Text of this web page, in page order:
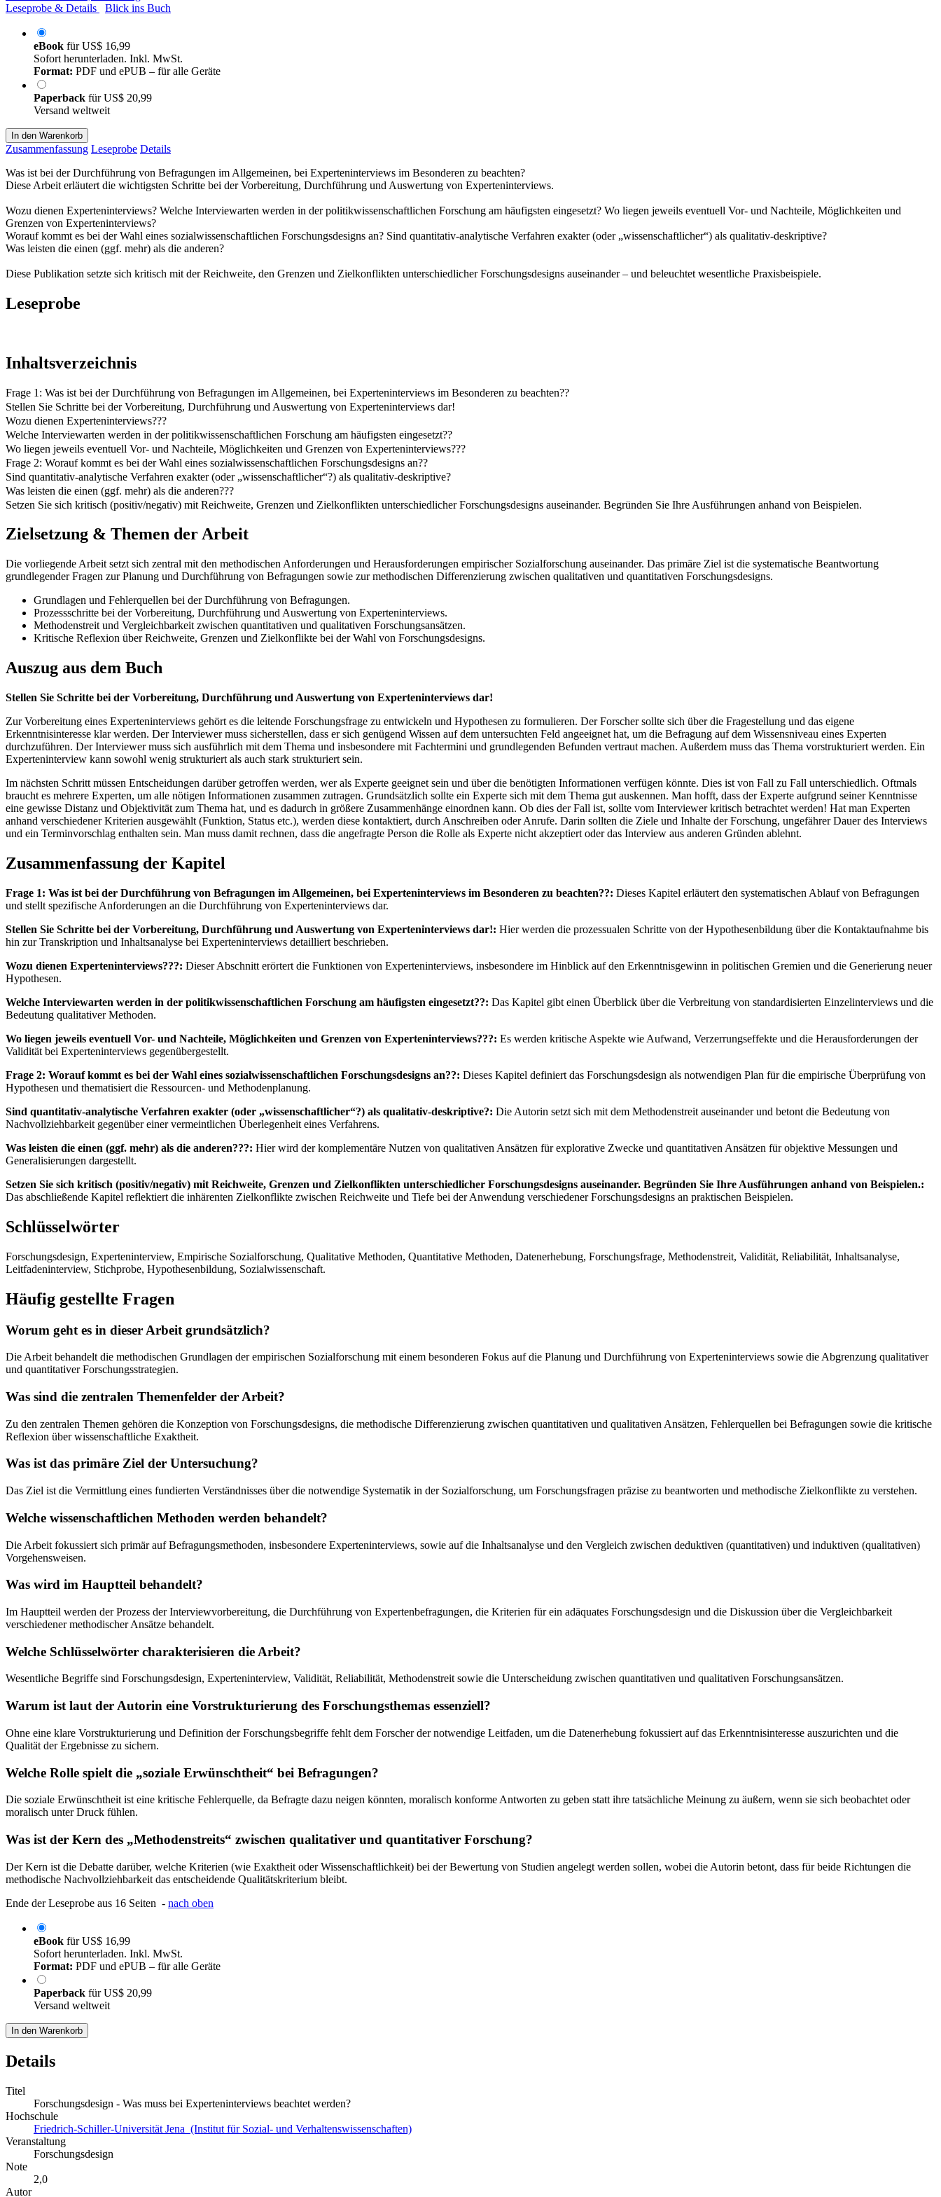
Leseprobe & Details
Blick ins Buch
eBook fürUS$ 16,99
Sofort herunterladen. Inkl. MwSt.
Format: PDF und ePUB – für alle Geräte
Paperback fürUS$ 20,99
Versand weltweit
In den Warenkorb
Zusammenfassung Leseprobe Details
Was ist bei der Durchführung von Befragungen im Allgemeinen, bei Experteninterviews im Besonderen zu beachten?
Diese Arbeit erläutert die wichtigsten Schritte bei der Vorbereitung, Durchführung und Auswertung von Experteninterviews.
Wozu dienen Experteninterviews? Welche Interviewarten werden in der politikwissenschaftlichen Forschung am häufigsten eingesetzt? Wo liegen jeweils eventuell Vor- und Nachteile, Möglichkeiten und
Grenzen von Experteninterviews?
Worauf kommt es bei der Wahl eines sozialwissenschaftlichen Forschungsdesigns an? Sind quantitativ-analytische Verfahren exakter (oder „wissenschaftlicher“) als qualitativ-deskriptive?
Was leisten die einen (ggf. mehr) als die anderen?
Diese Publikation setzte sich kritisch mit der Reichweite, den Grenzen und Zielkonflikten unterschiedlicher Forschungsdesigns auseinander – und beleuchtet wesentliche Praxisbeispiele.
Leseprobe
Inhaltsverzeichnis
Frage 1: Was ist bei der Durchführung von Befragungen im Allgemeinen, bei Experteninterviews im Besonderen zu beachten??
Stellen Sie Schritte bei der Vorbereitung, Durchführung und Auswertung von Experteninterviews dar!
Wozu dienen Experteninterviews???
Welche Interviewarten werden in der politikwissenschaftlichen Forschung am häufigsten eingesetzt??
Wo liegen jeweils eventuell Vor- und Nachteile, Möglichkeiten und Grenzen von Experteninterviews???
Frage 2: Worauf kommt es bei der Wahl eines sozialwissenschaftlichen Forschungsdesigns an??
Sind quantitativ-analytische Verfahren exakter (oder „wissenschaftlicher“?) als qualitativ-deskriptive?
Was leisten die einen (ggf. mehr) als die anderen???
Setzen Sie sich kritisch (positiv/negativ) mit Reichweite, Grenzen und Zielkonflikten unterschiedlicher Forschungsdesigns auseinander. Begründen Sie Ihre Ausführungen anhand von Beispielen.
Zielsetzung & Themen der Arbeit
Die vorliegende Arbeit setzt sich zentral mit den methodischen Anforderungen und Herausforderungen empirischer Sozialforschung auseinander. Das primäre Ziel ist die systematische Beantwortung
grundlegender Fragen zur Planung und Durchführung von Befragungen sowie zur methodischen Differenzierung zwischen qualitativen und quantitativen Forschungsdesigns.
Grundlagen und Fehlerquellen bei der Durchführung von Befragungen.
Prozessschritte bei der Vorbereitung, Durchführung und Auswertung von Experteninterviews.
Methodenstreit und Vergleichbarkeit zwischen quantitativen und qualitativen Forschungsansätzen.
Kritische Reflexion über Reichweite, Grenzen und Zielkonflikte bei der Wahl von Forschungsdesigns.
Auszug aus dem Buch
Stellen Sie Schritte bei der Vorbereitung, Durchführung und Auswertung von Experteninterviews dar!
Zur Vorbereitung eines Experteninterviews gehört es die leitende Forschungsfrage zu entwickeln und Hypothesen zu formulieren. Der Forscher sollte sich über die Fragestellung und das eigene
Erkenntnisinteresse klar werden. Der Interviewer muss sicherstellen, dass er sich genügend Wissen auf dem untersuchten Feld angeeignet hat, um die Befragung auf dem Wissensniveau eines Experten
durchzuführen. Der Interviewer muss sich ausführlich mit dem Thema und insbesondere mit Fachtermini und grundlegenden Befunden vertraut machen. Außerdem muss das Thema vorstrukturiert werden. Ein
Experteninterview kann sowohl wenig strukturiert als auch stark strukturiert sein.
Im nächsten Schritt müssen Entscheidungen darüber getroffen werden, wer als Experte geeignet sein und über die benötigten Informationen verfügen könnte. Dies ist von Fall zu Fall unterschiedlich. Oftmals
braucht es mehrere Experten, um alle nötigen Informationen zusammen zutragen. Grundsätzlich sollte ein Experte sich mit dem Thema gut auskennen. Man hofft, dass der Experte aufgrund seiner Kenntnisse
eine gewisse Distanz und Objektivität zum Thema hat, und es dadurch in größere Zusammenhänge einordnen kann. Ob dies der Fall ist, sollte vom Interviewer kritisch betrachtet werden! Hat man Experten
anhand verschiedener Kriterien ausgewählt (Funktion, Status etc.), werden diese kontaktiert, durch Anschreiben oder Anrufe. Darin sollten die Ziele und Inhalte der Forschung, ungefährer Dauer des Interviews
und ein Terminvorschlag enthalten sein. Man muss damit rechnen, dass die angefragte Person die Rolle als Experte nicht akzeptiert oder das Interview aus anderen Gründen ablehnt.
Zusammenfassung der Kapitel
Frage 1: Was ist bei der Durchführung von Befragungen im Allgemeinen, bei Experteninterviews im Besonderen zu beachten??: Dieses Kapitel erläutert den systematischen Ablauf von Befragungen
und stellt spezifische Anforderungen an die Durchführung von Experteninterviews dar.
Stellen Sie Schritte bei der Vorbereitung, Durchführung und Auswertung von Experteninterviews dar!: Hier werden die prozessualen Schritte von der Hypothesenbildung über die Kontaktaufnahme bis
hin zur Transkription und Inhaltsanalyse bei Experteninterviews detailliert beschrieben.
Wozu dienen Experteninterviews???: Dieser Abschnitt erörtert die Funktionen von Experteninterviews, insbesondere im Hinblick auf den Erkenntnisgewinn in politischen Gremien und die Generierung neuer
Hypothesen.
Welche Interviewarten werden in der politikwissenschaftlichen Forschung am häufigsten eingesetzt??: Das Kapitel gibt einen Überblick über die Verbreitung von standardisierten Einzelinterviews und die
Bedeutung qualitativer Methoden.
Wo liegen jeweils eventuell Vor- und Nachteile, Möglichkeiten und Grenzen von Experteninterviews???: Es werden kritische Aspekte wie Aufwand, Verzerrungseffekte und die Herausforderungen der
Validität bei Experteninterviews gegenübergestellt.
Frage 2: Worauf kommt es bei der Wahl eines sozialwissenschaftlichen Forschungsdesigns an??: Dieses Kapitel definiert das Forschungsdesign als notwendigen Plan für die empirische Überprüfung von
Hypothesen und thematisiert die Ressourcen- und Methodenplanung.
Sind quantitativ-analytische Verfahren exakter (oder „wissenschaftlicher“?) als qualitativ-deskriptive?: Die Autorin setzt sich mit dem Methodenstreit auseinander und betont die Bedeutung von
Nachvollziehbarkeit gegenüber einer vermeintlichen Überlegenheit eines Verfahrens.
Was leisten die einen (ggf. mehr) als die anderen???: Hier wird der komplementäre Nutzen von qualitativen Ansätzen für explorative Zwecke und quantitativen Ansätzen für objektive Messungen und
Generalisierungen dargestellt.
Setzen Sie sich kritisch (positiv/negativ) mit Reichweite, Grenzen und Zielkonflikten unterschiedlicher Forschungsdesigns auseinander. Begründen Sie Ihre Ausführungen anhand von Beispielen.:
Das abschließende Kapitel reflektiert die inhärenten Zielkonflikte zwischen Reichweite und Tiefe bei der Anwendung verschiedener Forschungsdesigns an praktischen Beispielen.
Schlüsselwörter
Forschungsdesign, Experteninterview, Empirische Sozialforschung, Qualitative Methoden, Quantitative Methoden, Datenerhebung, Forschungsfrage, Methodenstreit, Validität, Reliabilität, Inhaltsanalyse,
Leitfadeninterview, Stichprobe, Hypothesenbildung, Sozialwissenschaft.
Häufig gestellte Fragen
Worum geht es in dieser Arbeit grundsätzlich?
Die Arbeit behandelt die methodischen Grundlagen der empirischen Sozialforschung mit einem besonderen Fokus auf die Planung und Durchführung von Experteninterviews sowie die Abgrenzung qualitativer
und quantitativer Forschungsstrategien.
Was sind die zentralen Themenfelder der Arbeit?
Zu den zentralen Themen gehören die Konzeption von Forschungsdesigns, die methodische Differenzierung zwischen quantitativen und qualitativen Ansätzen, Fehlerquellen bei Befragungen sowie die kritische
Reflexion über wissenschaftliche Exaktheit.
Was ist das primäre Ziel der Untersuchung?
Das Ziel ist die Vermittlung eines fundierten Verständnisses über die notwendige Systematik in der Sozialforschung, um Forschungsfragen präzise zu beantworten und methodische Zielkonflikte zu verstehen.
Welche wissenschaftlichen Methoden werden behandelt?
Die Arbeit fokussiert sich primär auf Befragungsmethoden, insbesondere Experteninterviews, sowie auf die Inhaltsanalyse und den Vergleich zwischen deduktiven (quantitativen) und induktiven (qualitativen)
Vorgehensweisen.
Was wird im Hauptteil behandelt?
Im Hauptteil werden der Prozess der Interviewvorbereitung, die Durchführung von Expertenbefragungen, die Kriterien für ein adäquates Forschungsdesign und die Diskussion über die Vergleichbarkeit
verschiedener methodischer Ansätze behandelt.
Welche Schlüsselwörter charakterisieren die Arbeit?
Wesentliche Begriffe sind Forschungsdesign, Experteninterview, Validität, Reliabilität, Methodenstreit sowie die Unterscheidung zwischen quantitativen und qualitativen Forschungsansätzen.
Warum ist laut der Autorin eine Vorstrukturierung des Forschungsthemas essenziell?
Ohne eine klare Vorstrukturierung und Definition der Forschungsbegriffe fehlt dem Forscher der notwendige Leitfaden, um die Datenerhebung fokussiert auf das Erkenntnisinteresse auszurichten und die
Qualität der Ergebnisse zu sichern.
Welche Rolle spielt die „soziale Erwünschtheit“ bei Befragungen?
Die soziale Erwünschtheit ist eine kritische Fehlerquelle, da Befragte dazu neigen könnten, moralisch konforme Antworten zu geben statt ihre tatsächliche Meinung zu äußern, wenn sie sich beobachtet oder
moralisch unter Druck fühlen.
Was ist der Kern des „Methodenstreits“ zwischen qualitativer und quantitativer Forschung?
Der Kern ist die Debatte darüber, welche Kriterien (wie Exaktheit oder Wissenschaftlichkeit) bei der Bewertung von Studien angelegt werden sollen, wobei die Autorin betont, dass für beide Richtungen die
methodische Nachvollziehbarkeit das entscheidende Qualitätskriterium bleibt.
Ende der Leseprobe aus 16 Seiten - nach oben
eBook fürUS$ 16,99
Sofort herunterladen. Inkl. MwSt.
Format: PDF und ePUB – für alle Geräte
Paperback fürUS$ 20,99
Versand weltweit
In den Warenkorb
Details
Titel
Forschungsdesign - Was muss bei Experteninterviews beachtet werden?
Hochschule
Friedrich-Schiller-Universität Jena (Institut für Sozial- und Verhaltenswissenschaften)
Veranstaltung
Forschungsdesign
Note
2,0
Autor